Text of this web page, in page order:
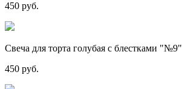
450 руб.
Свеча для торта голубая с блестками "№9"
450 руб.